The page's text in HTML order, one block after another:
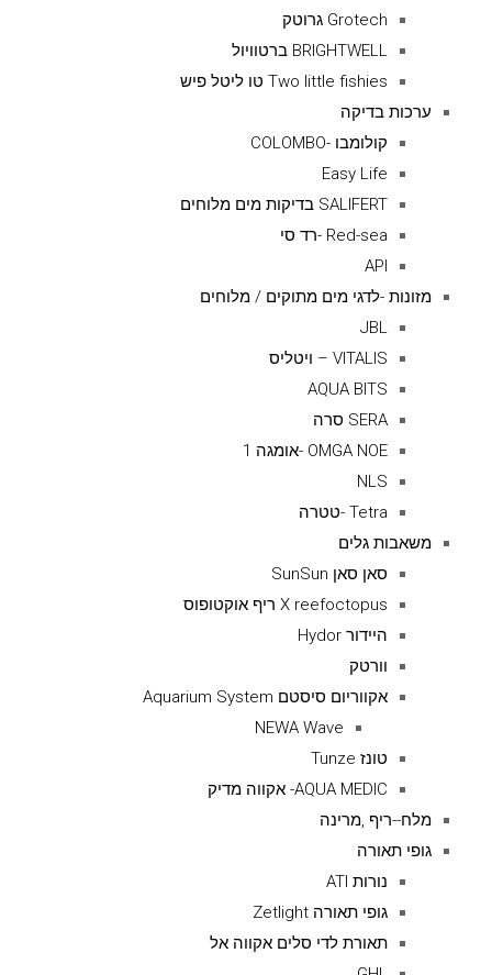
Grotech גרוטק
BRIGHTWELL ברטוויול
Two little fishies טו ליטל פיש
ערכות בדיקה
קולומבו -COLOMBO
Easy Life
SALIFERT בדיקות מים מלוחים
Red-sea -רד סי
API
מזונות -לדגי מים מתוקים / מלוחים
JBL
VITALIS – ויטליס
AQUA BITS
SERA סרה
OMGA NOE -אומגה 1
NLS
Tetra -טטרה
משאבות גלים
סאן סאן SunSun
X reefoctopus ריף אוקטופוס
היידור Hydor
וורטק
אקווריום סיסטם Aquarium System
NEWA Wave
טונז Tunze
AQUA MEDIC- אקווה מדיק
מלח--ריף ,מרינה
גופי תאורה
נורות ATI
גופי תאורה Zetlight
תאורת לדי סלים אקווה אל